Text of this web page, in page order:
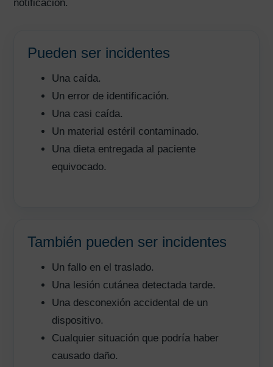
notificación.
Pueden ser incidentes
Una caída.
Un error de identificación.
Una casi caída.
Un material estéril contaminado.
Una dieta entregada al paciente
equivocado.
También pueden ser incidentes
Un fallo en el traslado.
Una lesión cutánea detectada tarde.
Una desconexión accidental de un
dispositivo.
Cualquier situación que podría haber
causado daño.
CONDICIONES DE CONTRATACIÓN